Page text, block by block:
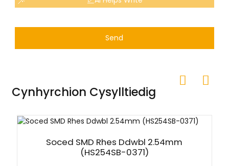
Send
Cynhyrchion Cysylltiedig
Soced SMD Rhes Ddwbl 2.54mm
(HS254SB-0371)